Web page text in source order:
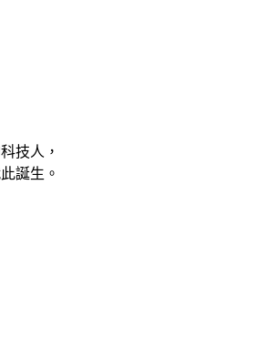
技人，
誕生。